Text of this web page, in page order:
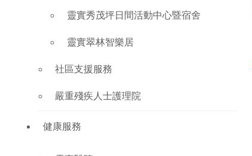
靈實秀茂坪日間活動中心暨宿舍
靈實翠林智樂居
社區支援服務
嚴重殘疾人士護理院
健康服務